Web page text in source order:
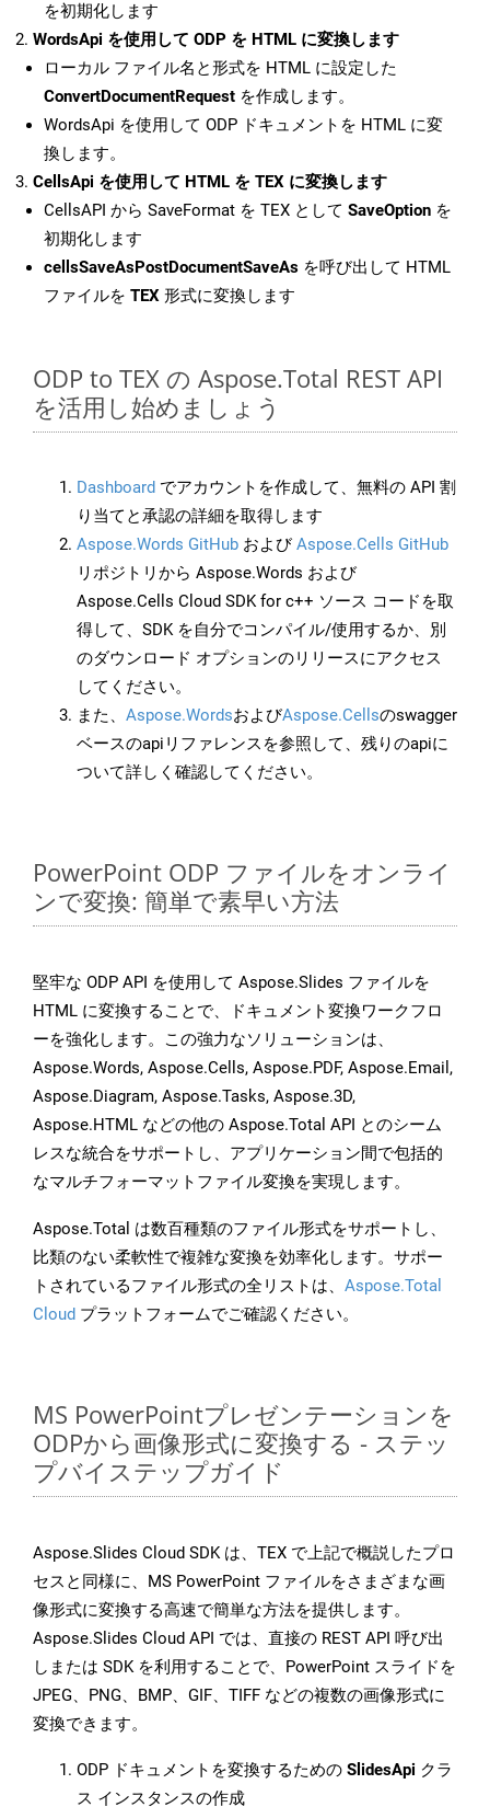
を初期化します
WordsApi を使用して ODP を HTML に変換します
ローカル ファイル名と形式を HTML に設定した
ConvertDocumentRequest を作成します。
WordsApi を使用して ODP ドキュメントを HTML に変
換します。
CellsApi を使用して HTML を TEX に変換します
CellsAPI から SaveFormat を TEX として SaveOption を
初期化します
cellsSaveAsPostDocumentSaveAs を呼び出して HTML
ファイルを TEX 形式に変換します
ODP to TEX の Aspose.Total REST API
を活用し始めましょう
Dashboard でアカウントを作成して、無料の API 割
り当てと承認の詳細を取得します
Aspose.Words GitHub およびAspose.Cells GitHub
リポジトリから Aspose.Words および
Aspose.Cells Cloud SDK for c++ ソース コードを取
得して、SDK を自分でコンパイル/使用するか、別
のダウンロード オプションのリリースにアクセス
してください。
また、 Aspose.WordsおよびAspose.Cellsのswagger
ベースのapiリファレンスを参照して、残りのapiに
ついて詳しく確認してください。
PowerPoint ODP ファイルをオンライ
ンで変換: 簡単で素早い方法
堅牢な ODP API を使用して Aspose.Slides ファイルを
HTML に変換することで、ドキュメント変換ワークフロ
ーを強化します。この強力なソリューションは、
Aspose.Words, Aspose.Cells, Aspose.PDF, Aspose.Email,
Aspose.Diagram, Aspose.Tasks, Aspose.3D,
Aspose.HTML などの他の Aspose.Total API とのシーム
レスな統合をサポートし、アプリケーション間で包括的
なマルチフォーマットファイル変換を実現します。
Aspose.Total は数百種類のファイル形式をサポートし、
比類のない柔軟性で複雑な変換を効率化します。サポー
トされているファイル形式の全リストは、 Aspose.Total
Cloud プラットフォームでご確認ください。
MS PowerPointプレゼンテーションを
ODPから画像形式に変換する - ステッ
プバイステップガイド
Aspose.Slides Cloud SDK は、TEX で上記で概説したプロ
セスと同様に、MS PowerPoint ファイルをさまざまな画
像形式に変換する高速で簡単な方法を提供します。
Aspose.Slides Cloud API では、直接の REST API 呼び出
しまたは SDK を利用することで、PowerPoint スライドを
JPEG、PNG、BMP、GIF、TIFF などの複数の画像形式に
変換できます。
ODP ドキュメントを変換するための SlidesApi クラ
ス インスタンスの作成